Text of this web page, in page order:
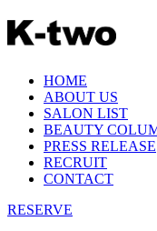
HOME
ABOUT US
SALON LIST
BEAUTY
PRESS RELEASE
RECRUIT
CONTACT
RESERVE